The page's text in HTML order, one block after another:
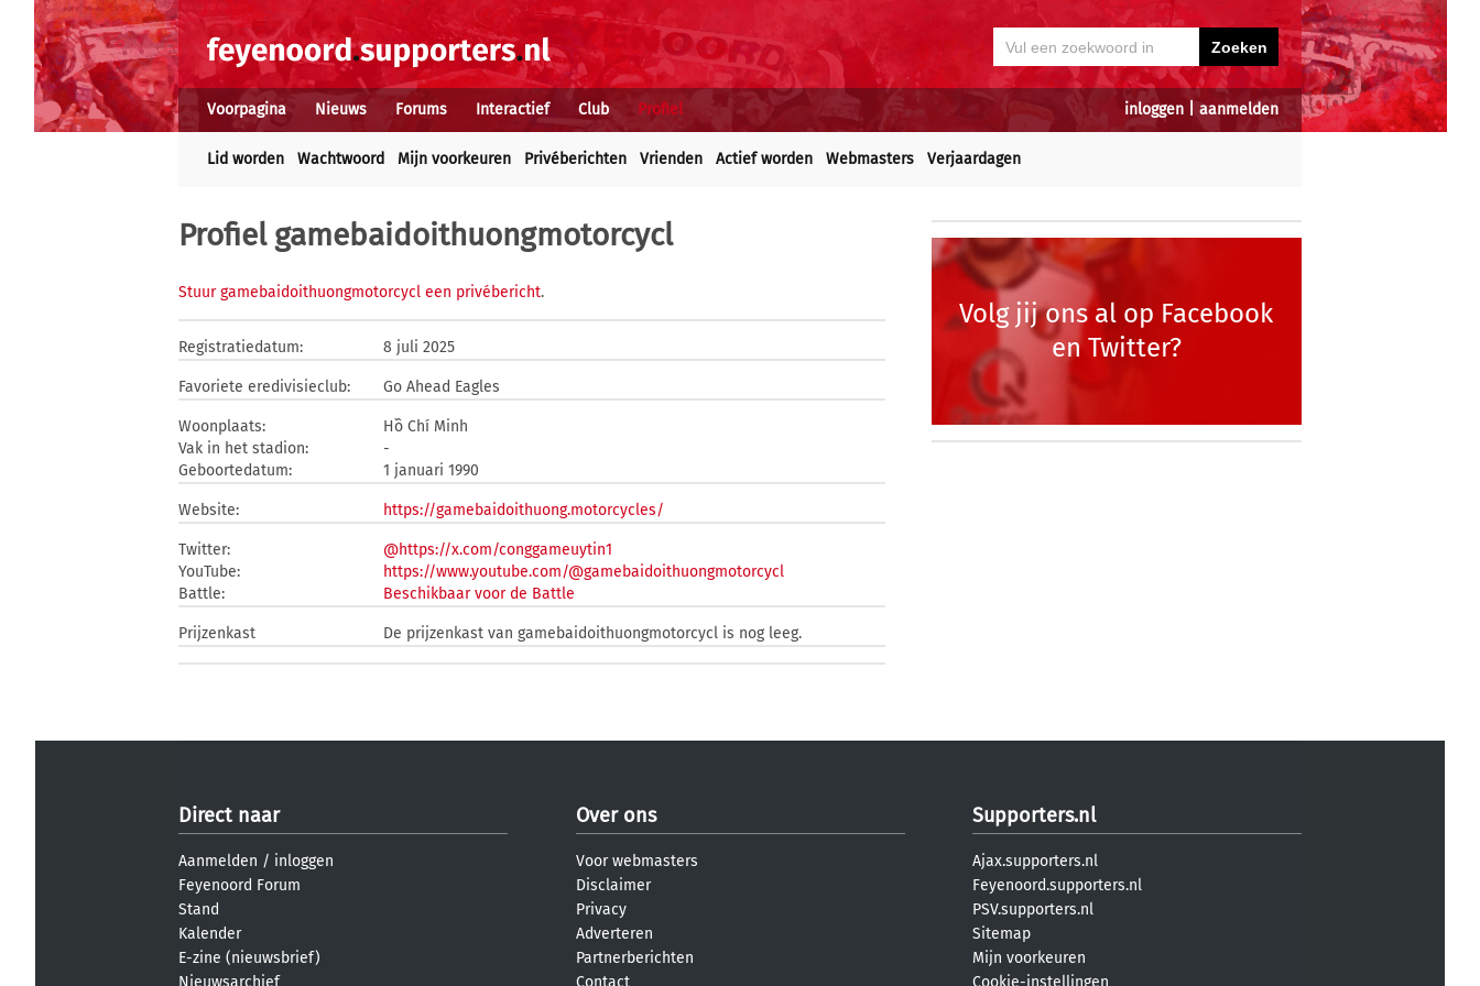
inloggen aanmelden
Voorpagina Nieuws Forums Interactief Club Profiel
Lid worden Wachtwoord Mijn voorkeuren Privéberichten Vrienden Actief worden Webmasters Verjaardagen
Profiel gamebaidoithuongmotorcycl
Stuur gamebaidoithuongmotorcycl een privébericht.
Registratiedatum: 8 juli 2025
Favoriete eredivisieclub: Go Ahead Eagles
Woonplaats:
Hồ Chí Minh
Vak in het stadion:
-
Geboortedatum:
1 januari 1990
Website: https://gamebaidoithuong.motorcycles/
Twitter:
@https://x.com/conggameuytin1
YouTube:
https://www.youtube.com/@gamebaidoithuongmotorcycl
Battle:
Beschikbaar voor de Battle
Prijzenkast De prijzenkast van gamebaidoithuongmotorcycl is nog leeg.
Volg jij ons al op Facebook
en Twitter?
Direct naar
Aanmelden / inloggen
Feyenoord Forum
Stand
Kalender
E-zine (nieuwsbrief)
Nieuwsarchief
Over ons
Voor webmasters
Disclaimer
Privacy
Adverteren
Partnerberichten
Contact
Supporters.nl
Ajax.supporters.nl
Feyenoord.supporters.nl
PSV.supporters.nl
Sitemap
Mijn voorkeuren
Cookie-instellingen